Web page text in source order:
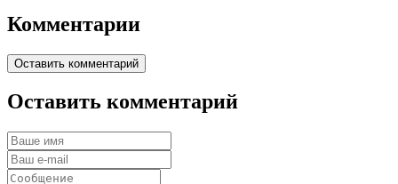
Комментарии
Оставить комментарий
Оставить комментарий